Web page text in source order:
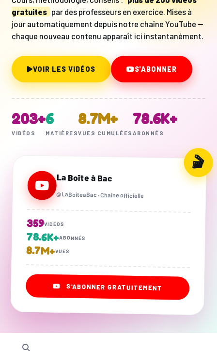
gratuites par des professeurs en exercice. Mises à
jour automatiquement depuis notre chaîne YouTube —
chaque nouveau contenu apparaît ici instantanément.
VOIR LES VIDÉOS S'ABONNER
203+
VIDÉOS
6
MATIÈRES
8.7M+
VUES CUMULÉES
78.6K+
ABONNÉS
La Boîte à Bac
@LaBoiteaBac · Chaîne officielle
359VIDÉOS
78.6K+ABONNÉS
8.7M+VUES
S'ABONNER GRATUITEMENT